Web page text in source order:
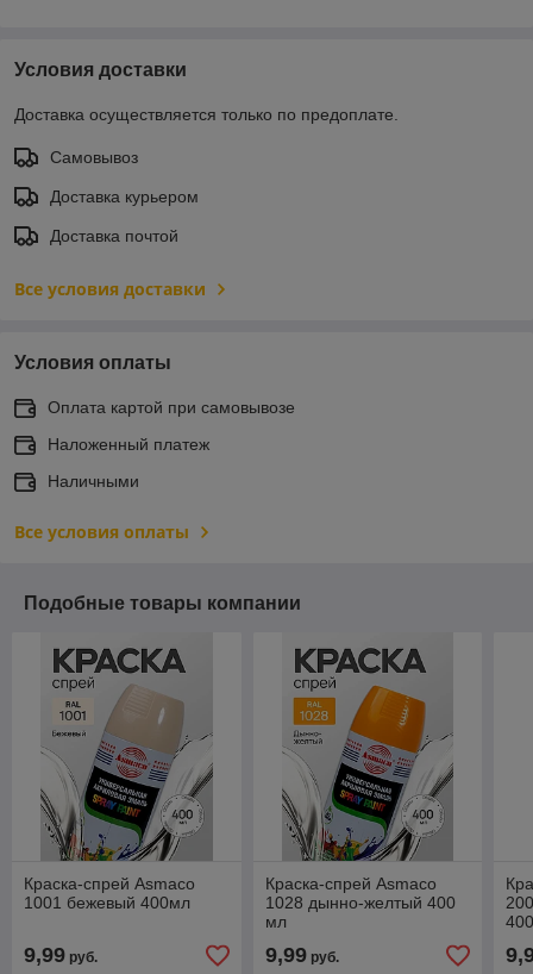
Условия доставки
Доставка осуществляется только по предоплате.
Самовывоз
Доставка курьером
Доставка почтой
Все условия доставки
Условия оплаты
Оплата картой при самовывозе
Наложенный платеж
Наличными
Все условия оплаты
Подобные товары компании
Краска-спрей Asmaco
1001 бежевый 400мл
9,99 руб.
Краска-спрей Asmaco
1028 дынно-желтый 400
мл
9,99руб.